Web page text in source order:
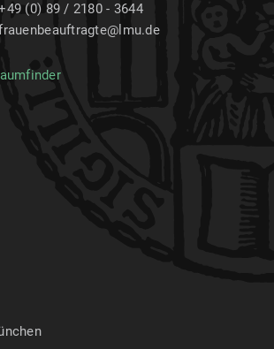
(0) 89 / 2180 - 3644